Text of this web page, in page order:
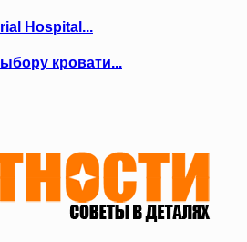
Hospital...
кровати...